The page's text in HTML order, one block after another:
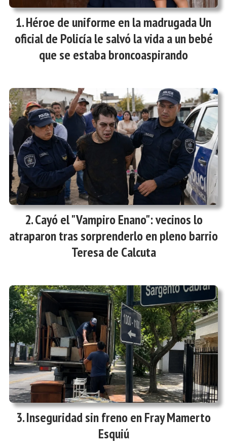
Héroe de uniforme en la madrugada Un
oficial de Policía le salvó la vida a un bebé
que se estaba broncoaspirando
Cayó el "Vampiro Enano": vecinos lo
atraparon tras sorprenderlo en pleno barrio
Teresa de Calcuta
Inseguridad sin freno en Fray Mamerto
Esquiú